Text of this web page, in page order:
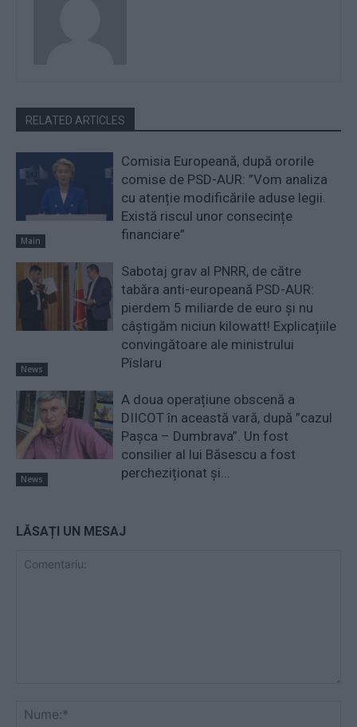
RELATED ARTICLES
Main
Comisia Europeană, după ororile
comise de PSD-AUR: ”Vom analiza
cu atenție modificările aduse legii.
Există riscul unor consecințe
financiare”
News
Sabotaj grav al PNRR, de către
tabăra anti-europeană PSD-AUR:
pierdem 5 miliarde de euro și nu
câștigăm niciun kilowatt! Explicațiile
convingătoare ale ministrului
Pîslaru
News
A doua operațiune obscenă a
DIICOT în această vară, după ”cazul
Pașca – Dumbrava”. Un fost
consilier al lui Băsescu a fost
percheziționat și...
LĂSAȚI UN MESAJ